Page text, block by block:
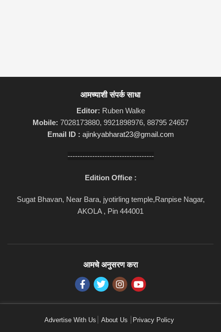
आमच्याशी संपर्क साधा
Editor: Ruben Walke
Mobile: 7028173880, 9921898976, 88795 24657
Email ID : ajinkyabharat23@gmail.com
-----------------------------------
Edition Office :
Sugat Bhavan, Near Bara, jyotirling temple,Ranpise Nagar,
AKOLA , Pin 444001
आमचे अनुसरण करा
Advertise With Us About Us Privacy Policy